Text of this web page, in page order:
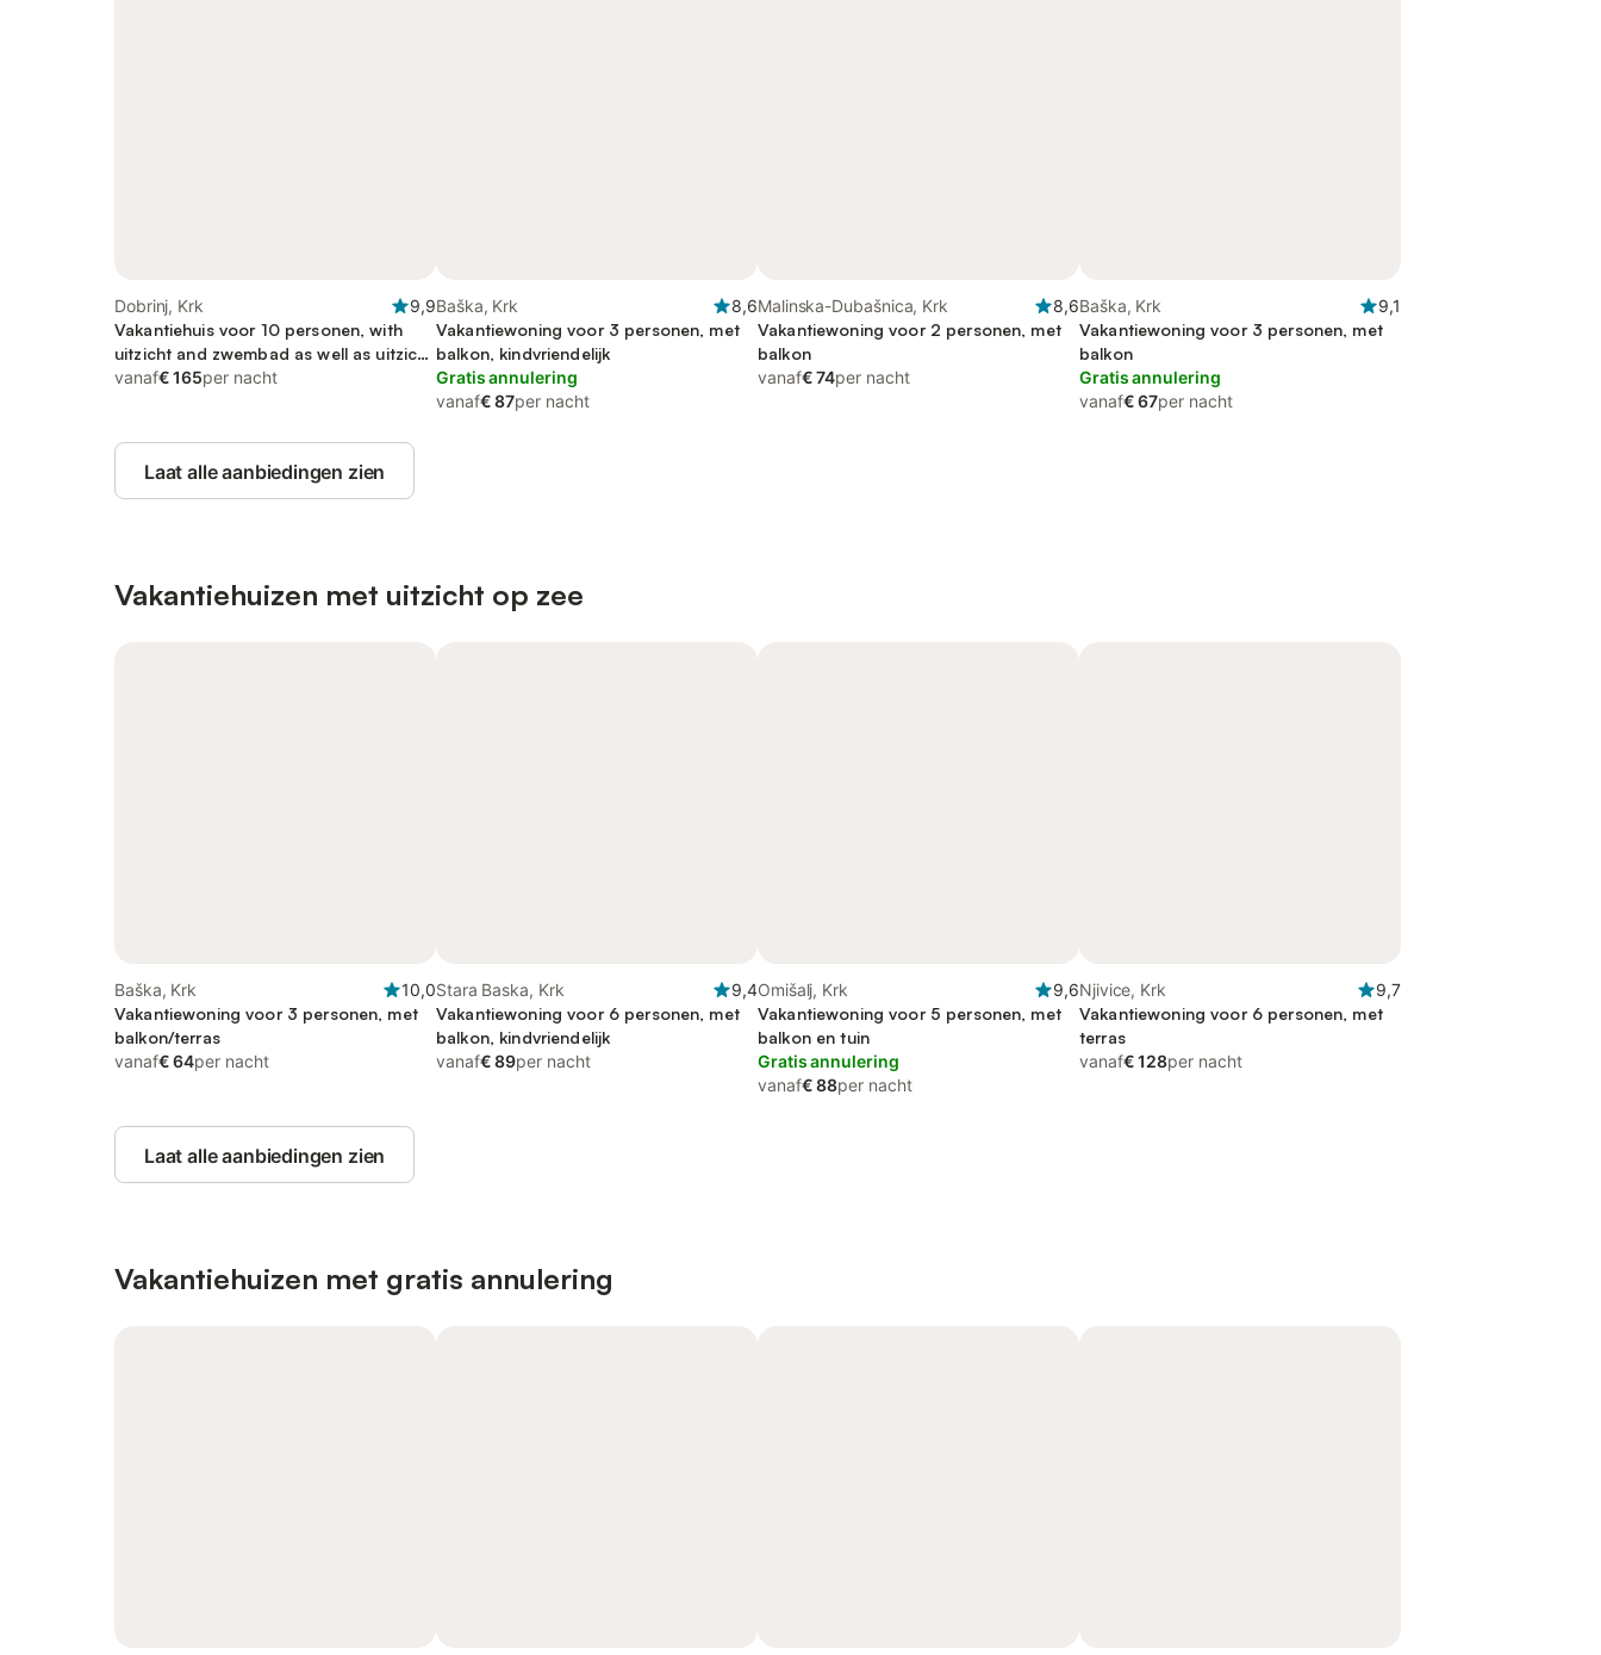
Dobrinj, Krk
9,9
Vakantiehuis voor 10 personen, with
uitzicht and zwembad as well as uitzicht
op zee and tuin
vanaf€ 165per nacht
Baška, Krk
8,6
Vakantiewoning voor 3 personen, met
balkon, kindvriendelijk
Gratis annulering
vanaf€ 87per nacht
Malinska-Dubašnica, Krk
8,6
Vakantiewoning voor 2 personen, met
balkon
vanaf€ 74per nacht
Baška, Krk
9,1
Vakantiewoning voor 3 personen, met
balkon
Gratis annulering
vanaf€ 67per nacht
Laat alle aanbiedingen zien
Vakantiehuizen met uitzicht op zee
Baška, Krk
10,0
Vakantiewoning voor 3 personen, met
balkon/terras
vanaf€ 64per nacht
Stara Baska, Krk
9,4
Vakantiewoning voor 6 personen, met
balkon, kindvriendelijk
vanaf€ 89per nacht
Omišalj, Krk
9,6
Vakantiewoning voor 5 personen, met
balkon en tuin
Gratis annulering
vanaf€ 88per nacht
Njivice, Krk
9,7
Vakantiewoning voor 6 personen, met
terras
vanaf€ 128per nacht
Laat alle aanbiedingen zien
Vakantiehuizen met gratis annulering